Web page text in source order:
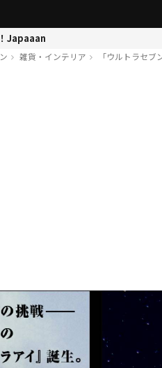
Japaaan
雑貨・インテリア 「ウルトラセ